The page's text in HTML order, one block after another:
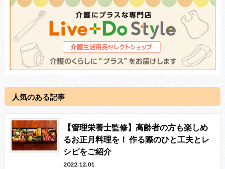
人気のある記事
【管理栄養士監修】高齢者の方も楽しめ
るお正月料理を！ 作る際のひと工夫とレ
シピをご紹介
2022.12.01